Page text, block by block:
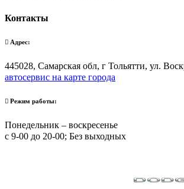
Контакты
Адрес:
445028, Самарская обл, г Тольятти, ул.
автосервис на карте города
Режим работы:
Понедельник – воскресенье
с 9-00 до 20-00; Без выходных